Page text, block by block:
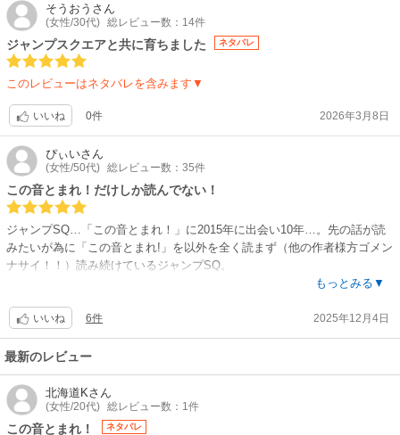
そうおう さん
(女性/30代) 総レビュー数：14件
ジャンプスクエアと共に育ちました ネタバレ
このレビューはネタバレを含みます▼
いいね 0件 2026年3月8日
ぴぃいさん
(女性/50代) 総レビュー数：35件
この音とまれ！だけしか読んでない！
ジャンプSQ…「この音とまれ！」に2015年に出会い10年…。先の話が読
みたいが為に「この音とまれ!」を以外を全く読まず（他の作者様方ゴメン
ナサイ！！）読み続けているジャンプSQ。
この作品色んな箇所でトリコにさせられるんですが、今回の2026年1月号
た…うるって来ました。次の号も含めて、これからもとても楽しみしてい
ます！
どうぞ作者様方お身体ご自愛下さいますよう！
もっとみる▼
いいね 6件 2025年12月4日
最新のレビュー
北海道Kさん
(女性/20代) 総レビュー数：1件
この音とまれ！ ネタバレ